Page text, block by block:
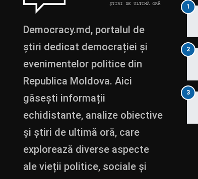
Democracy.md, portalul de
știri dedicat democrației și
evenimentelor politice din
Republica Moldova. Aici
găsești informații
echidistante, analize obiective
și știri de ultimă oră, care
explorează diverse aspecte
ale vieții politice, sociale și
1
2
3